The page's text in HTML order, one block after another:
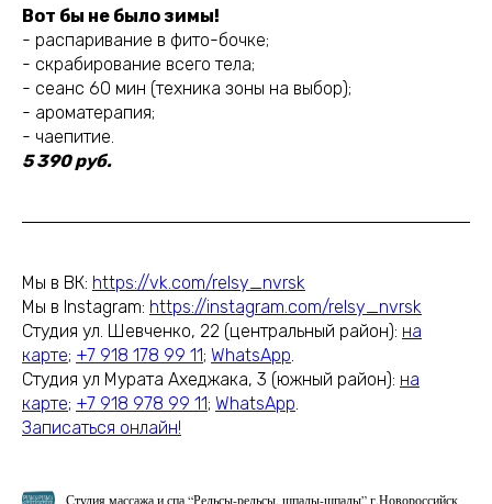
Вот бы не было зимы!
- распаривание в фито-бочке;
- скрабирование всего тела;
- сеанс 60 мин (техника зоны на выбор);
- ароматерапия;
- чаепитие.
5 390 руб.
Мы в ВК: https://vk.com/relsy_nvrsk
Мы в Instagram: https://instagram.com/relsy_nvrsk
Студия ул. Шевченко, 22 (центральный район): на
карте; +7 918 178 99 11; WhatsApp
Студия ул Мурата Ахеджака, 3 (южный район): на
карте; +7 918 978 99 11; WhatsApp
Записаться онлайн!
Студия массажа и спа “Рельсы-рельсы, шпалы-шпалы” г.Новороссийск